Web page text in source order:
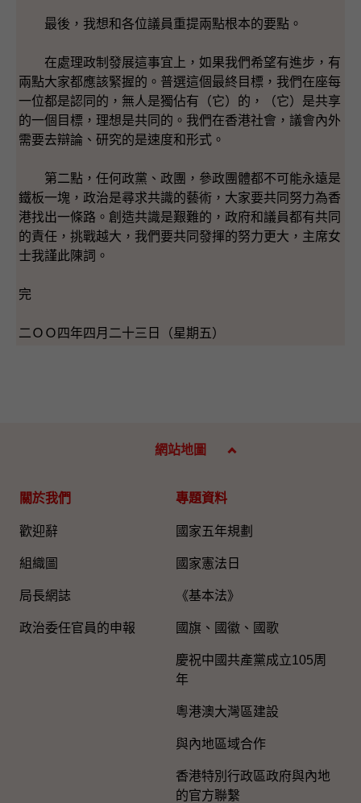
最後，我想和各位議員重提兩點根本的要點。
在處理政制發展這事宜上，如果我們希望有進步，有
兩點大家都應該緊握的。普選這個最終目標，我們在座每
一位都是認同的，無人是獨佔有（它）的，（它）是共享
的一個目標，理想是共同的。我們在香港社會，議會內外
需要去辯論、研究的是速度和形式。
第二點，任何政黨、政團，參政團體都不可能永遠是
鐵板一塊，政治是尋求共識的藝術，大家要共同努力為香
港找出一條路。創造共識是艱難的，政府和議員都有共同
的責任，挑戰越大，我們要共同發揮的努力更大，主席女
士我謹此陳詞。
完
二ＯＯ四年四月二十三日（星期五）
網站地圖
關於我們
歡迎辭
組織圖​
局長網誌
政治委任官員的申報
專題資料
國家五年規劃
國家憲法日
《基本法》
國旗、國徽、國歌
慶祝中國共產黨成立105周
年
粵港澳大灣區建設
與內地區域合作
香港特別行政區政府與內地
的官方聯繫